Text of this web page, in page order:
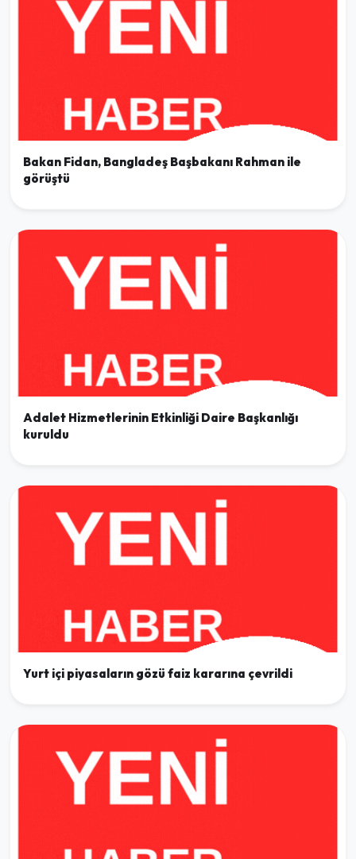
Bakan Fidan, Bangladeş Başbakanı Rahman ile
görüştü
Adalet Hizmetlerinin Etkinliği Daire Başkanlığı
kuruldu
Yurt içi piyasaların gözü faiz kararına çevrildi